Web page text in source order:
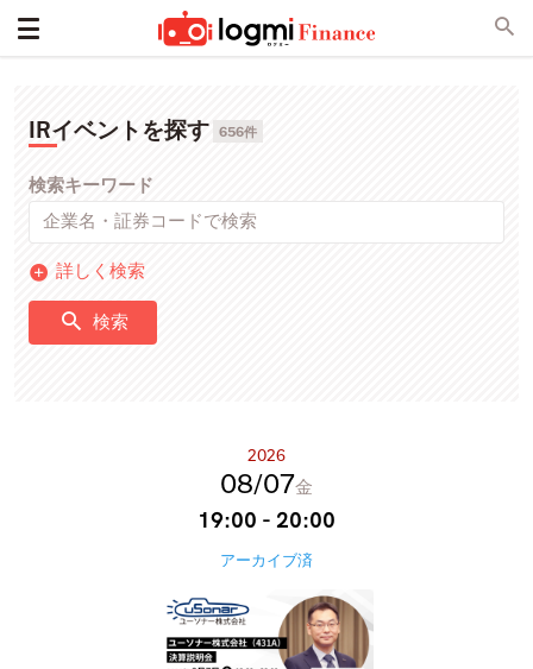
IRイベントを探す 656件
検索キーワード
詳しく検索
検索
2026
08 07金
19:00 - 20:00
アーカイブ済